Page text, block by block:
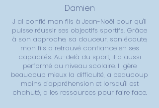
Damien
J ai confié mon fils à Jean-Noël pour qu'il
puisse réussir ses objectifs sportifs. Grâce
à son approche, sa douceur, son écoute,
mon fils a retrouvé confiance en ses
capacités. Au-delà du sport, il a aussi
performé au niveau scolaire. Il gère
beaucoup mieux la difficulté, a beaucoup
moins d'appréhension et lorsqu'il est
chahuté, a les ressources pour faire face.